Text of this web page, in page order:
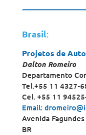
Brasil:
Projetos de
Dalton Romeiro
Departamento
Tel.+55 11 4327-
Cel. +55 11
Email:
Avenida Fagundes
BR